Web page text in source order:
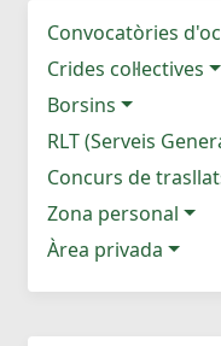
Convocatòries
Crides col·lectives
Borsins
RLT (Serveis
Concurs de
Zona personal
Àrea privada